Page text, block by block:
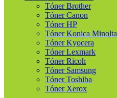
Tóner Brother
Tóner Canon
Tóner HP
Tóner Konica Minolta
Tóner Kyocera
Tóner Lexmark
Tóner Ricoh
Tóner Samsung
Tóner Toshiba
Tóner Xerox